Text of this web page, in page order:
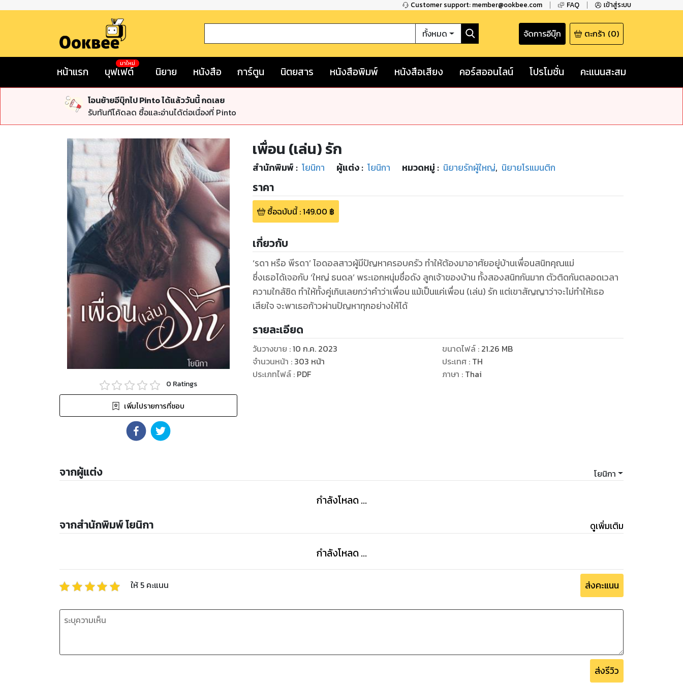
Customer support: member@ookbee.com FAQ เข้าสู่ระบบ
ทั้งหมด จัดการอีบุ๊ก ตะกร้า (0)
หน้าแรก บุฟเฟต์
มาใหม่
นิยาย หนังสือ การ์ตูน นิตยสาร หนังสือพิมพ์ หนังสือเสียง คอร์สออนไลน์ โปรโมชั่น คะแนนสะสม
โอนย้ายอีบุ๊กไป Pinto ได้แล้ววันนี้ กดเลย
รับทันทีโค้ดลด ซื้อและอ่านได้ต่อเนื่องที่ Pinto
0 Ratings
เพิ่มไปรายการที่ชอบ
เพื่อน (เล่น) รัก
สำนักพิมพ์ : โยนิกา ผู้แต่ง : โยนิกา หมวดหมู่ : นิยายรักผู้ใหญ่, นิยายโรแมนติก
ราคา
ซื้อฉบับนี้:149.00 ฿
เกี่ยวกับ
‘รดา หรือ พีรดา’ ไอดอลสาวผู้มีปัญหาครอบครัว ทำให้ต้องมาอาศัยอยู่บ้านเพื่อนสนิทคุณแม่
ซึ่งเธอได้เจอกับ ‘ใหญ่ ธนดล’ พระเอกหนุ่มชื่อดัง ลูกเจ้าของบ้าน ทั้งสองสนิทกันมาก ตัวติดกันตลอดเวลา
ความใกล้ชิด ทำให้ทั้งคู่เกินเลยกว่าคำว่าเพื่อน แม้เป็นแค่เพื่อน (เล่น) รัก แต่เขาสัญญาว่าจะไม่ทำให้เธอ
เสียใจ จะพาเธอก้าวผ่านปัญหาทุกอย่างให้ได้
รายละเอียด
วันวางขาย :10 ก.ค. 2023
จำนวนหน้า : 303 หน้า
ประเภทไฟล์: PDF
ขนาดไฟล์: 21.26 MB
ประเทศ : TH
ภาษา : Thai
จากผู้แต่ง โยนิกา
กำลังโหลด ...
จากสำนักพิมพ์ โยนิกา ดูเพิ่มเติม
กำลังโหลด ...
ให้ 5 คะแนน ส่งคะแนน
ส่งรีวิว